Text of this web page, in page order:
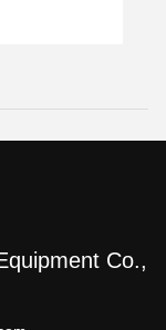
Co.,